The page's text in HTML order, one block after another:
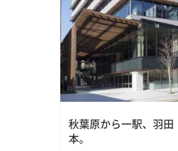
秋葉原から一駅、羽
本。